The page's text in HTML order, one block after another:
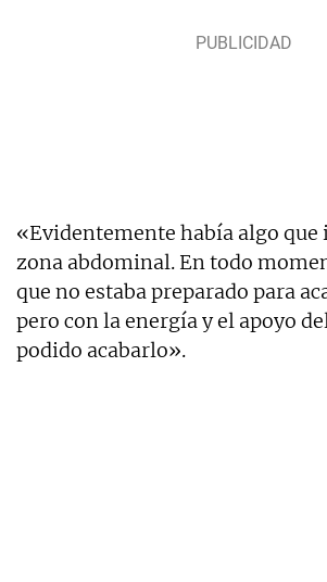
«Evidentemente había algo que
zona abdominal. En todo
que no estaba preparado para
pero con la energía y el apoyo
podido acabarlo».